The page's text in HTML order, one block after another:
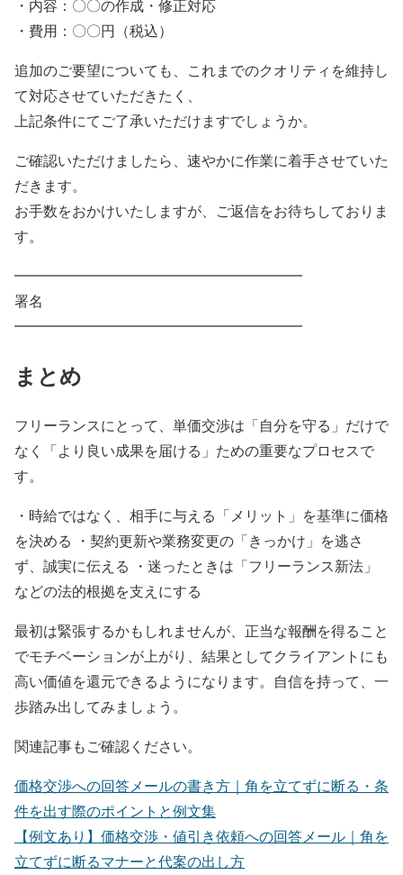
・内容：〇〇の作成・修正対応
・費用：〇〇円（税込）
追加のご要望についても、これまでのクオリティを維持し
て対応させていただきたく、
上記条件にてご了承いただけますでしょうか。
ご確認いただけましたら、速やかに作業に着手させていた
だきます。
お手数をおかけいたしますが、ご返信をお待ちしておりま
す。
━━━━━━━━━━━━━━━━━━━━
署名
━━━━━━━━━━━━━━━━━━━━
まとめ
フリーランスにとって、単価交渉は「自分を守る」だけで
なく「より良い成果を届ける」ための重要なプロセスで
す。
・時給ではなく、相手に与える「メリット」を基準に価格
を決める ・契約更新や業務変更の「きっかけ」を逃さ
ず、誠実に伝える ・迷ったときは「フリーランス新法」
などの法的根拠を支えにする
最初は緊張するかもしれませんが、正当な報酬を得ること
でモチベーションが上がり、結果としてクライアントにも
高い価値を還元できるようになります。自信を持って、一
歩踏み出してみましょう。
関連記事もご確認ください。
価格交渉への回答メールの書き方｜角を立てずに断る・条
件を出す際のポイントと例文集
【例文あり】価格交渉・値引き依頼への回答メール｜角を
立てずに断るマナーと代案の出し方